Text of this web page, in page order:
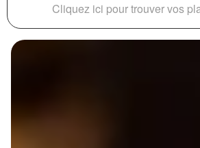
Cliquez ici pour trouver vos